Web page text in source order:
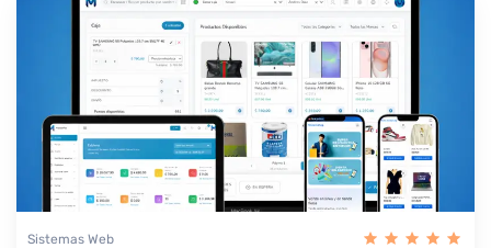
Sistemas Web